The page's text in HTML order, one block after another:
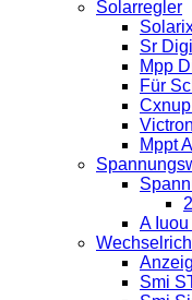
Solarregler
Sr
Mpp
Für
Mppt
A
Smi